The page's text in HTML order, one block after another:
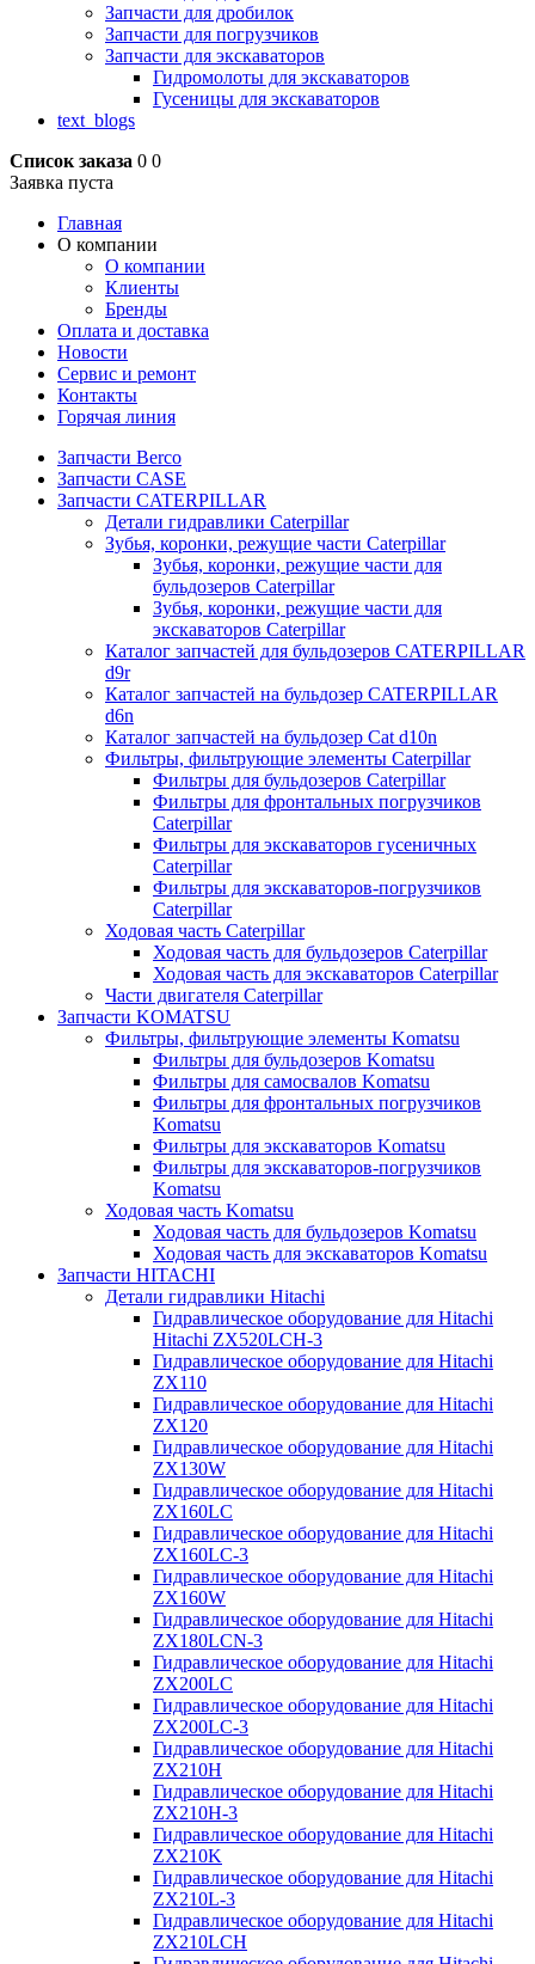
Запчасти для дробилок
Запчасти для погрузчиков
Запчасти для экскаваторов
Гидромолоты для экскаваторов
Гусеницы для экскаваторов
text_blogs
Список заказа 0 0
Заявка пуста
Главная
О компании
О компании
Клиенты
Бренды
Оплата и доставка
Новости
Сервис и ремонт
Контакты
Горячая линия
Запчасти Berco
Запчасти CASE
Запчасти CATERPILLAR
Детали гидравлики Caterpillar
Зубья, коронки, режущие части Caterpillar
Зубья, коронки, режущие части для
бульдозеров Caterpillar
Зубья, коронки, режущие части для
экскаваторов Caterpillar
Каталог запчастей для бульдозеров CATERPILLAR
d9r
Каталог запчастей на бульдозер CATERPILLAR
d6n
Каталог запчастей на бульдозер Сat d10n
Фильтры, фильтрующие элементы Caterpillar
Фильтры для бульдозеров Caterpillar
Фильтры для фронтальных погрузчиков
Caterpillar
Фильтры для экскаваторов гусеничных
Caterpillar
Фильтры для экскаваторов-погрузчиков
Caterpillar
Ходовая часть Caterpillar
Ходовая часть для бульдозеров Caterpillar
Ходовая часть для экскаваторов Caterpillar
Части двигателя Caterpillar
Запчасти KOMATSU
Фильтры, фильтрующие элементы Komatsu
Фильтры для бульдозеров Komatsu
Фильтры для самосвалов Komatsu
Фильтры для фронтальных погрузчиков
Komatsu
Фильтры для экскаваторов Komatsu
Фильтры для экскаваторов-погрузчиков
Komatsu
Ходовая часть Komatsu
Ходовая часть для бульдозеров Komatsu
Ходовая часть для экскаваторов Komatsu
Запчасти HITACHI
Детали гидравлики Hitachi
Гидравлическое оборудование для Hitachi
Hitachi ZX520LCH-3
Гидравлическое оборудование для Hitachi
ZX110
Гидравлическое оборудование для Hitachi
ZX120
Гидравлическое оборудование для Hitachi
ZX130W
Гидравлическое оборудование для Hitachi
ZX160LC
Гидравлическое оборудование для Hitachi
ZX160LC-3
Гидравлическое оборудование для Hitachi
ZX160W
Гидравлическое оборудование для Hitachi
ZX180LCN-3
Гидравлическое оборудование для Hitachi
ZX200LC
Гидравлическое оборудование для Hitachi
ZX200LC-3
Гидравлическое оборудование для Hitachi
ZX210H
Гидравлическое оборудование для Hitachi
ZX210H-3
Гидравлическое оборудование для Hitachi
ZX210K
Гидравлическое оборудование для Hitachi
ZX210L-3
Гидравлическое оборудование для Hitachi
ZX210LCH